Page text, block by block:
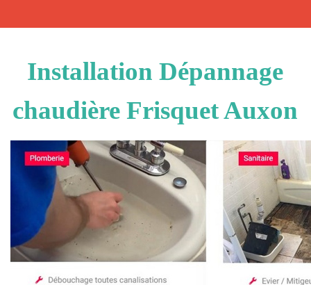
Installation Dépannage
chaudière Frisquet Auxon